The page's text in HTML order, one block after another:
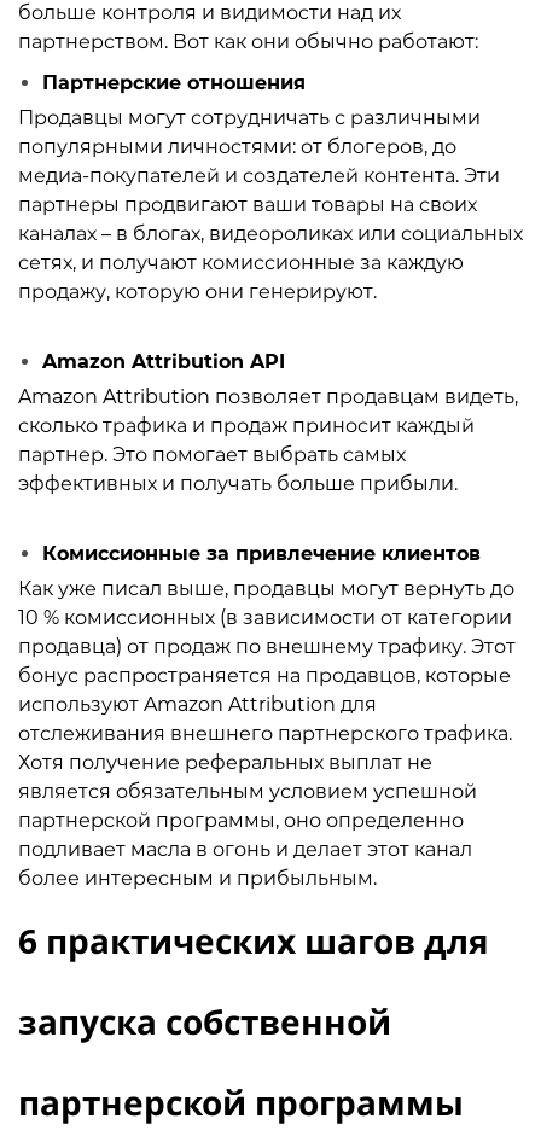
больше контроля и видимости над их
партнерством. Вот как они обычно работают:
Партнерские отношения
Продавцы могут сотрудничать с различными
популярными личностями: от блогеров, до
медиа-покупателей и создателей контента. Эти
партнеры продвигают ваши товары на своих
каналах – в блогах, видеороликах или социальных
сетях, и получают комиссионные за каждую
продажу, которую они генерируют.
Amazon Attribution API
Amazon Attribution позволяет продавцам видеть,
сколько трафика и продаж приносит каждый
партнер. Это помогает выбрать самых
эффективных и получать больше прибыли.
Комиссионные за привлечение клиентов
Как уже писал выше, продавцы могут вернуть до
10 % комиссионных (в зависимости от категории
продавца) от продаж по внешнему трафику. Этот
бонус распространяется на продавцов, которые
используют Amazon Attribution для
отслеживания внешнего партнерского трафика.
Хотя получение реферальных выплат не
является обязательным условием успешной
партнерской программы, оно определенно
подливает масла в огонь и делает этот канал
более интересным и прибыльным.
6 практических шагов для
запуска собственной
партнерской программы